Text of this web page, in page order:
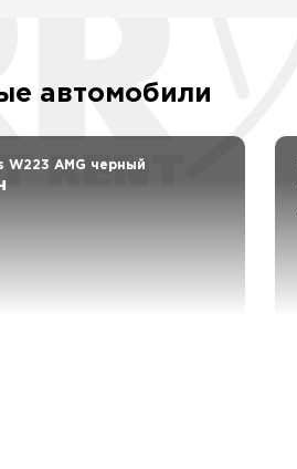
автомобили
W223 AMG черный